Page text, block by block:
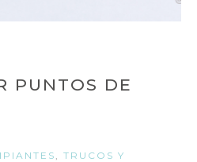
PUNTOS DE
TRUCOS Y